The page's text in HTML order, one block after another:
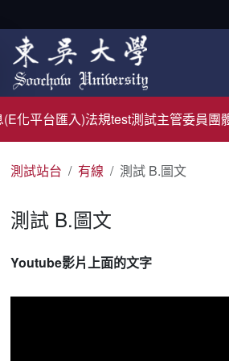
化平台匯入)法規test測試主管委員團
測試站台 有線 測試 B.圖文
測試 B.圖文
Youtube影片上面的文字